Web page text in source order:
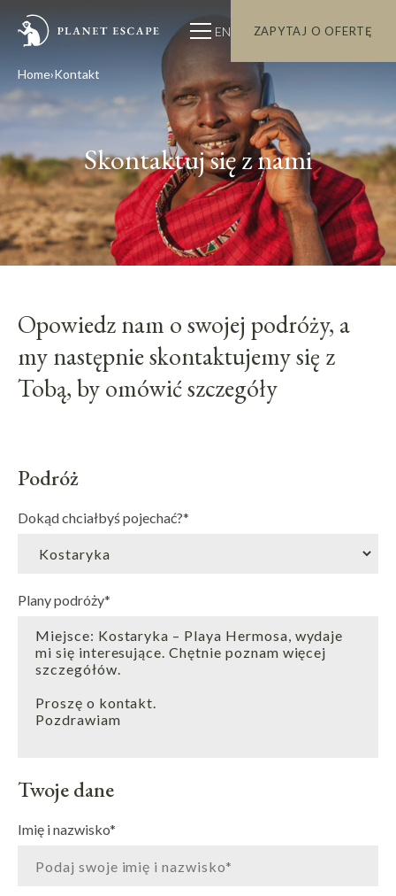
EN ZAPYTAJ O OFERTĘ
Home Kontakt
Skontaktuj się z nami
Opowiedz nam o swojej podróży, a
my następnie skontaktujemy się z
Tobą, by omówić szczegóły
Podróż
Dokąd chciałbyś pojechać?*
Plany podróży*
Twoje dane
Imię i nazwisko*